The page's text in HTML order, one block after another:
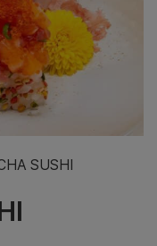
SUSHI